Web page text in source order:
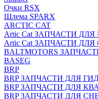
Очки RSX
Шлема SPARX
ARCTIC CAT
Artic Cat ЗАПЧАСТИ
Artic Cat ЗАПЧАСТИ
BALTMOTORS
BASEG
BRP
BRP ЗАПЧАСТИ ДЛЯ
BRP ЗАПЧАСТИ ДЛЯ
BRP ЗАПЧАСТИ ДЛЯ